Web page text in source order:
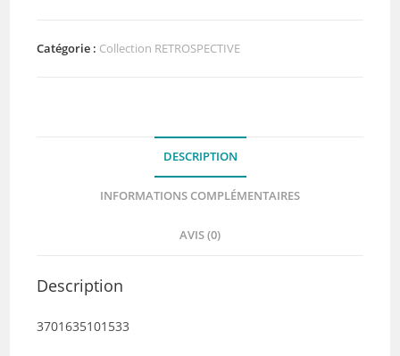
planches
Catégorie : Collection RETROSPECTIVE
DESCRIPTION
INFORMATIONS COMPLÉMENTAIRES
AVIS (0)
Description
3701635101533